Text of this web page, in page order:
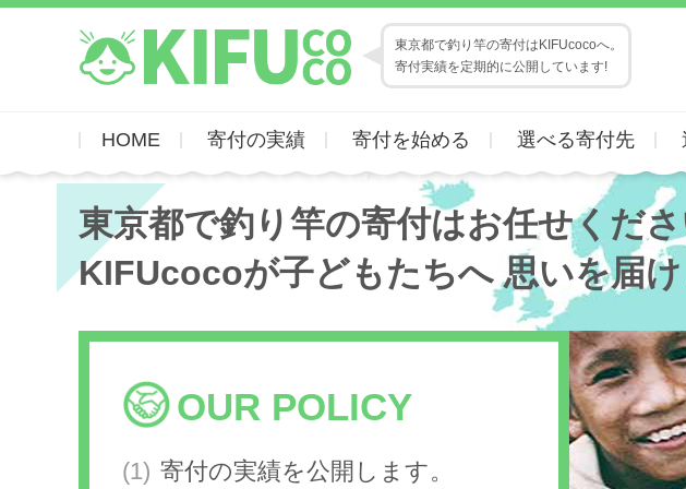
東京都で釣り竿の寄付はKIFUcocoへ。
寄付実績を定期的に公開しています!
HOME 寄付の実績 寄付を始める 選べる寄付先
東京都で釣り竿の寄付はお任せくださ
KIFUcocoが子どもたちへ思いを届け
OUR POLICY
寄付の実績を公開します。